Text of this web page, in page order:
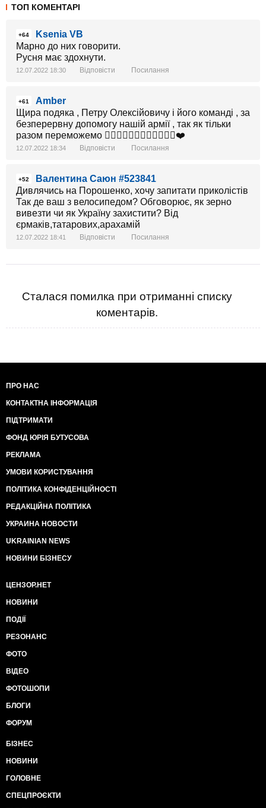
ТОП КОМЕНТАРІ
+64
Ksenia VB
Марно до них говорити.
Русня має здохнути.
12.07.2022 18:30 Відповісти Посилання
+61
Amber
Щира подяка , Петру Олексійовичу і його команді , за
безперервну допомогу нашій армії , так як тільки
разом переможемо 👍🏼👍🏼👍🏼🙏🏼🙏🏼🙏🏼❤️
12.07.2022 18:34 Відповісти Посилання
+52
Валентина Саюн #523841
Дивлячись на Порошенко, хочу запитати приколістів
Так де ваш з велосипедом? Обговорює, як зерно
вивезти чи як Україну захистити? Від
єрмаків,татарових,арахамій
12.07.2022 18:41 Відповісти Посилання
Сталася помилка при отриманні списку
коментарів.
ПРО НАС
КОНТАКТНА ІНФОРМАЦІЯ
ПІДТРИМАТИ
ФОНД ЮРІЯ БУТУСОВА
РЕКЛАМА
УМОВИ КОРИСТУВАННЯ
ПОЛІТИКА КОНФІДЕНЦІЙНОСТІ
РЕДАКЦІЙНА ПОЛІТИКА
УКРАИНА НОВОСТИ
UKRAINIAN NEWS
НОВИНИ БІЗНЕСУ
ЦЕНЗОР.НЕТ
НОВИНИ
ПОДІЇ
РЕЗОНАНС
ФОТО
ВІДЕО
ФОТОШОПИ
БЛОГИ
ФОРУМ
БІЗНЕС
НОВИНИ
ГОЛОВНЕ
СПЕЦПРОЄКТИ